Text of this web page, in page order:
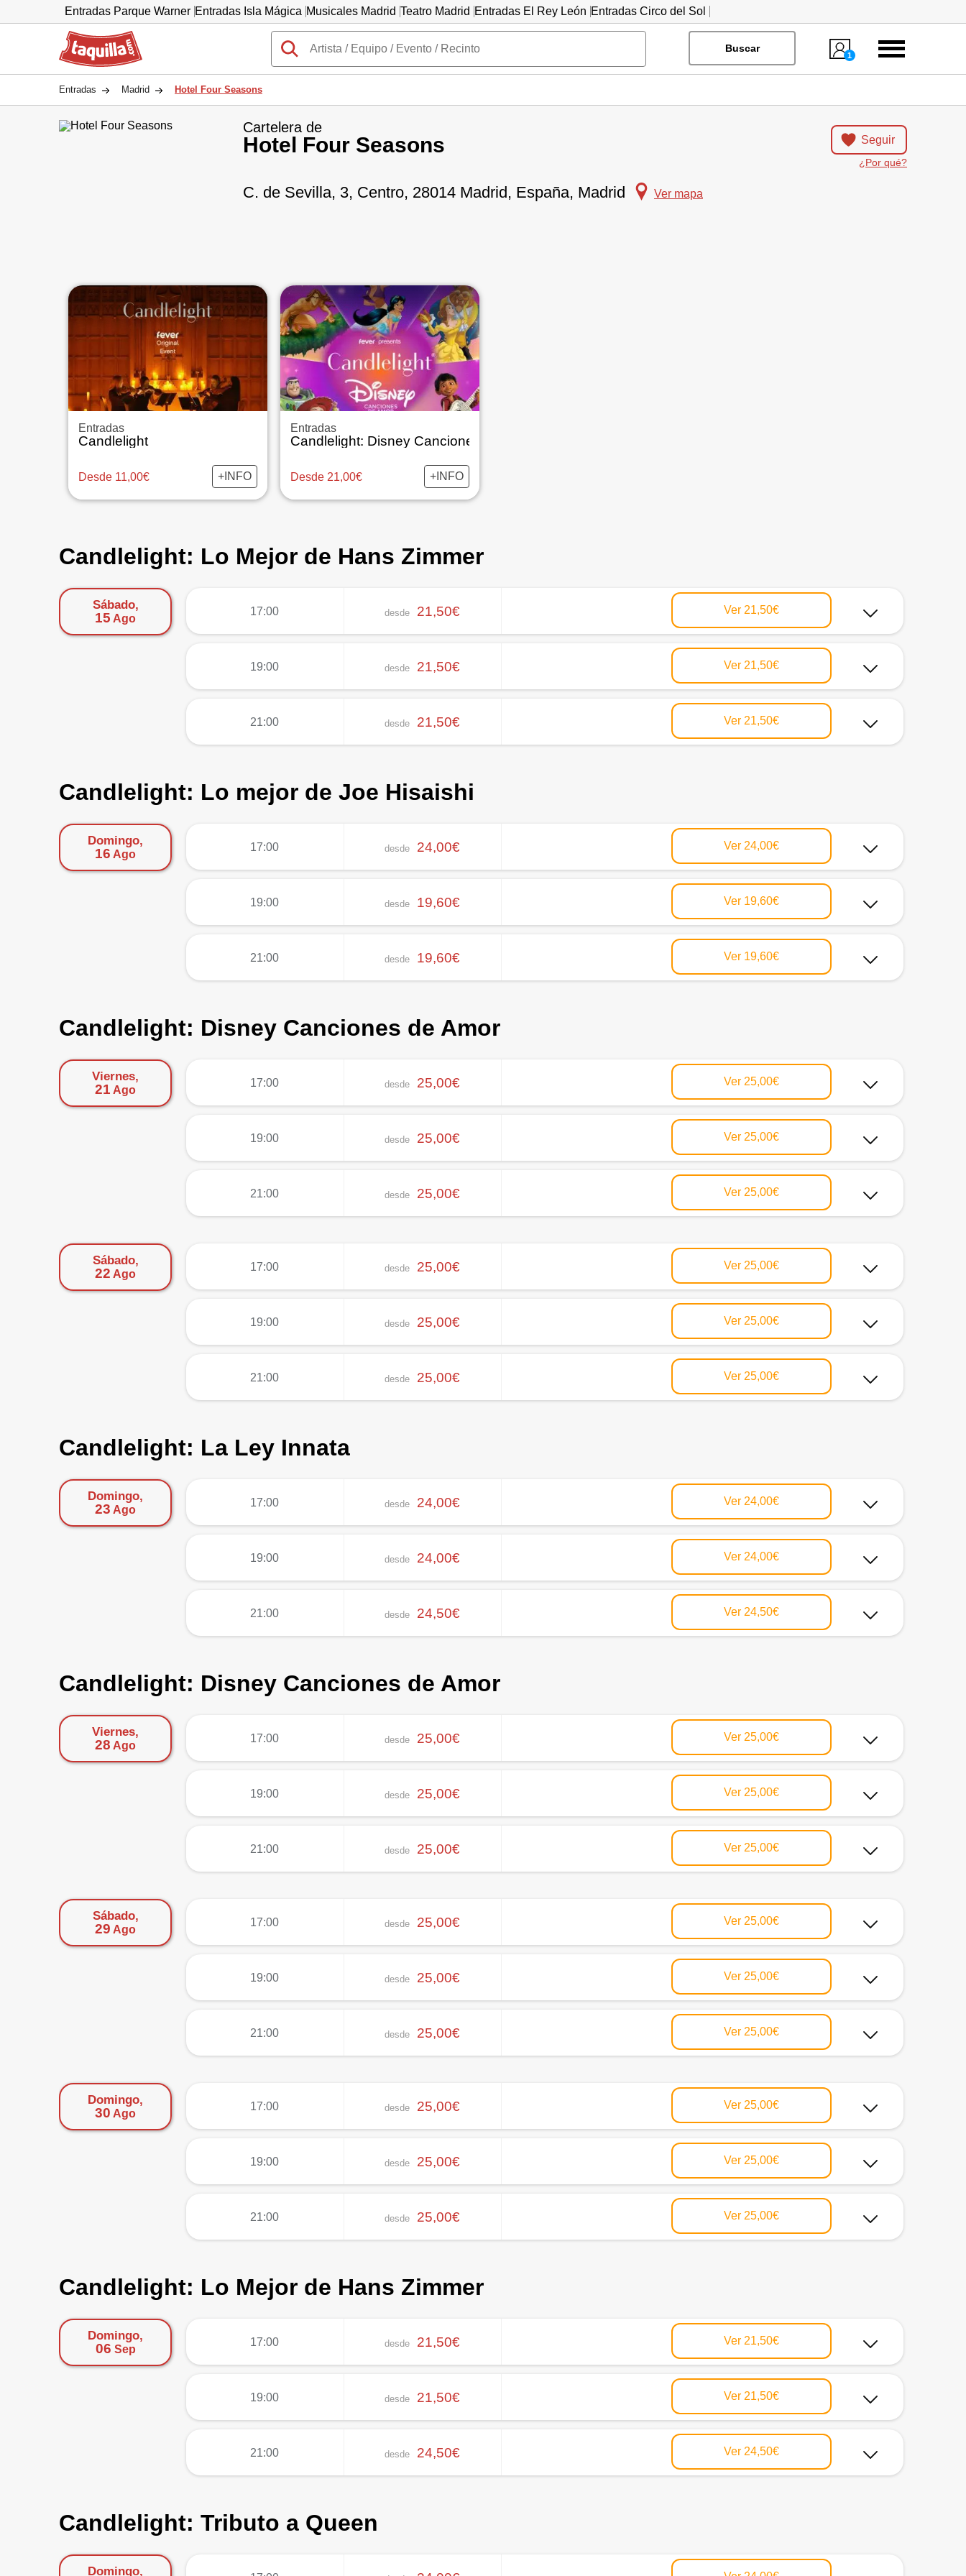
Entradas Parque Warner Entradas Isla Mágica Musicales Madrid Teatro Madrid Entradas El Rey León Entradas Circo del Sol
Taquilla.com
Buscar
1
Menú
Entradas Madrid Hotel Four Seasons
Cartelera de
Hotel Four Seasons
C. de Sevilla, 3, Centro, 28014 Madrid, España, Madrid Ver mapa
Seguir
¿Por qué?
Entradas
Candlelight
Desde 11,00€ +INFO
Entradas
Candlelight: Disney Canciones de Amor
Desde 21,00€ +INFO
Candlelight: Lo Mejor de Hans Zimmer
Sábado,
15 Ago
17:00 desde 21,50€ Ver 21,50€
19:00 desde 21,50€ Ver 21,50€
21:00 desde 21,50€ Ver 21,50€
Candlelight: Lo mejor de Joe Hisaishi
Domingo,
16 Ago
17:00 desde 24,00€ Ver 24,00€
19:00 desde 19,60€ Ver 19,60€
21:00 desde 19,60€ Ver 19,60€
Candlelight: Disney Canciones de Amor
Viernes,
21 Ago
17:00 desde 25,00€ Ver 25,00€
19:00 desde 25,00€ Ver 25,00€
21:00 desde 25,00€ Ver 25,00€
Sábado,
22 Ago
17:00 desde 25,00€ Ver 25,00€
19:00 desde 25,00€ Ver 25,00€
21:00 desde 25,00€ Ver 25,00€
Candlelight: La Ley Innata
Domingo,
23 Ago
17:00 desde 24,00€ Ver 24,00€
19:00 desde 24,00€ Ver 24,00€
21:00 desde 24,50€ Ver 24,50€
Candlelight: Disney Canciones de Amor
Viernes,
28 Ago
17:00 desde 25,00€ Ver 25,00€
19:00 desde 25,00€ Ver 25,00€
21:00 desde 25,00€ Ver 25,00€
Sábado,
29 Ago
17:00 desde 25,00€ Ver 25,00€
19:00 desde 25,00€ Ver 25,00€
21:00 desde 25,00€ Ver 25,00€
Domingo,
30 Ago
17:00 desde 25,00€ Ver 25,00€
19:00 desde 25,00€ Ver 25,00€
21:00 desde 25,00€ Ver 25,00€
Candlelight: Lo Mejor de Hans Zimmer
Domingo,
06 Sep
17:00 desde 21,50€ Ver 21,50€
19:00 desde 21,50€ Ver 21,50€
21:00 desde 24,50€ Ver 24,50€
Candlelight: Tributo a Queen
Domingo,